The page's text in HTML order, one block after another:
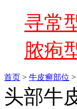
寻常
脓疱
首页 > 牛皮癣部位 >
头部牛